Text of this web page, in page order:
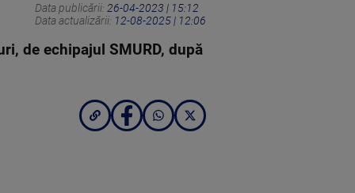
Data publicării: 26-04-2023 | 15:12
Data actualizării: 12-08-2025 | 12:06
de echipajul SMURD, după